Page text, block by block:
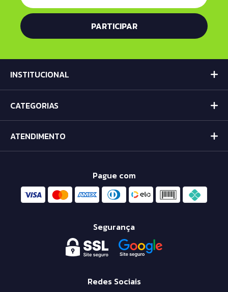
INSTITUCIONAL
CATEGORIAS
ATENDIMENTO
Pague com
Segurança
Redes Sociais